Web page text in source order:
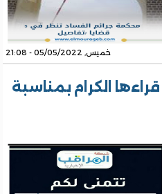
خميس, 05/05/2022 - 21:08
الكرام بمناسبة